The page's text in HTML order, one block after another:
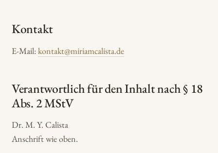
Kontakt
E-Mail:kontakt@miriamcalista.de
Verantwortlich für den Inhalt nach § 18
Abs. 2 MStV
Dr. M. Y. Calista
Anschrift wie oben.